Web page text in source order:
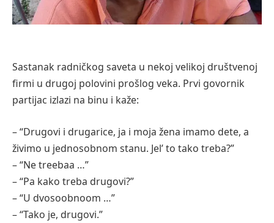
Sastanak radničkog saveta u nekoj velikoj društvenoj
firmi u drugoj polovini prošlog veka. Prvi govornik
partijac izlazi na binu i kaže:
– “Drugovi i drugarice, ja i moja žena imamo dete, a
živimo u jednosobnom stanu. Jel’ to tako treba?”
– “Ne treebaa …”
– “Pa kako treba drugovi?”
– “U dvosoobnoom …”
– “Tako je, drugovi.”